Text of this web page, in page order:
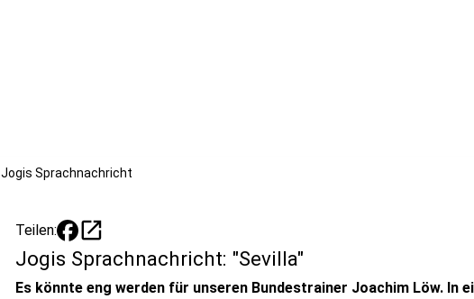
Jogis Sprachnachricht
Teilen: open_in_new
Jogis Sprachnachricht: "Sevilla"
Es könnte eng werden für unseren Bundestrainer Joachim Löw. In